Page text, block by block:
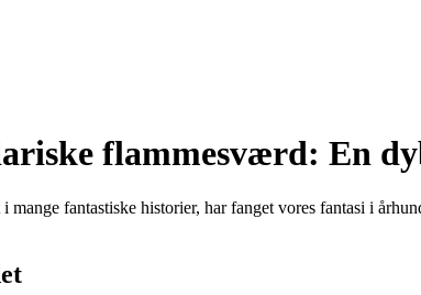
flammesværd: En
fantastiske historier, har fanget vores fantasi i